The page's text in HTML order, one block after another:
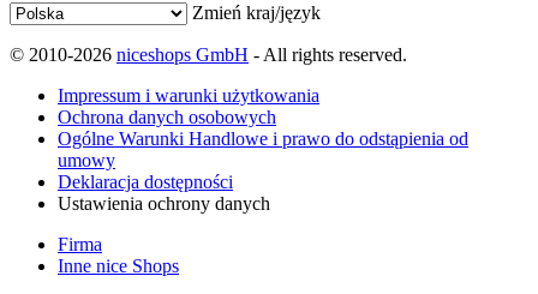
Zmień kraj/język
© 2010-2026 niceshops GmbH - All rights reserved.
Impressum i warunki użytkowania
Ochrona danych osobowych
Ogólne Warunki Handlowe i prawo do odstąpienia od
umowy
Deklaracja dostępności
Ustawienia ochrony danych
Firma
Inne nice Shops